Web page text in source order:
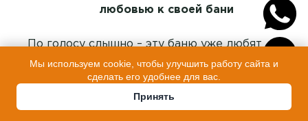
любовью к своей бани
По голосу слышно – эту баню уже любят
всей душой!
Мы используем cookie, чтобы улучшить работу сайта и
сделать его удобнее для вас.
Принять